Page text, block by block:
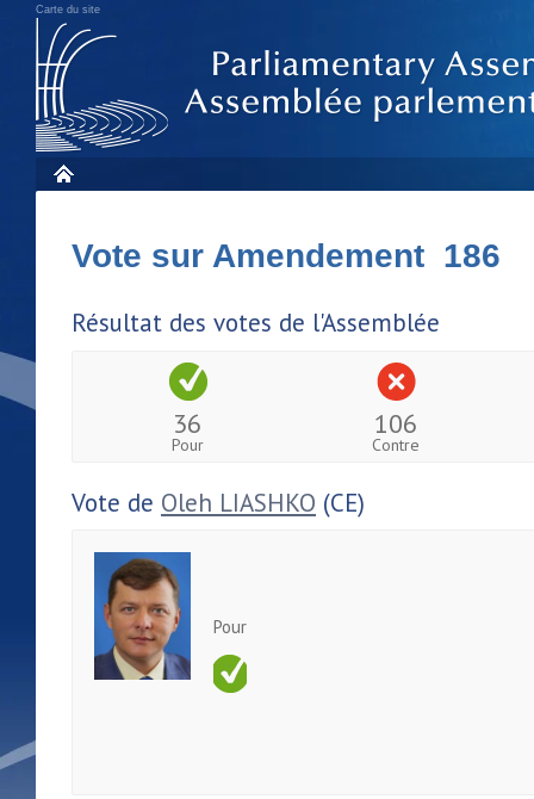
Carte du site
Vote sur Amendement 186
Résultat des votes de l'Assemblée
36
Pour
106
Contre
Vote de Oleh LIASHKO (CE)
Pour